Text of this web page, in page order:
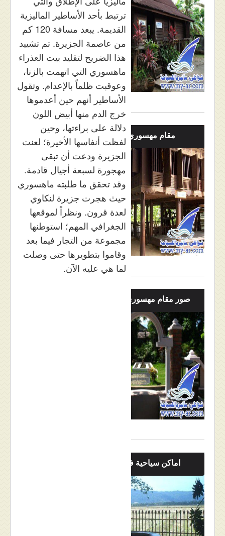
كيفية الحجز
من نحن
ترتبط بأحد الأساطير الماليزية
القديمة. يبعد مسافة 120 كم
من عاصمة الجزيرة. تم تشييد
هذا الضريح لتقليد بيت العذراء
ماهسوري التي اتهمت بالزنا،
وعوقبت ظلماً بالإعدام. وتقول
الأساطير أنهم حين أعدموها
خرج الدم منها أبيض اللون
دلالة على براءتها، وحين
لفظت أنفاسها الأخيرة؛ لعنت
الجزيرة ودعت أن تبقى
مهجورة لسبعة أجيال قادمة.
وقد تحقق ما طلبته ماهسوري
حيث هجرت جزيرة لنكاوي
لعدة قرون. ونظراً لموقعها
الجغرافي المهم؛ استوطنها
مجموعة من التجار فيما بعد
وقاموا بتطويرها حتى وصلت
لما هي عليه الآن.
مقام مهسوري لنكاوي
صور مقام مهسوري في لنكاوي
اماكن سياحية في لنكاوي